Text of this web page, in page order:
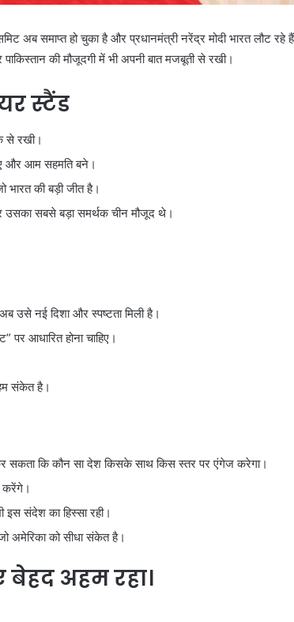
अब समाप्त हो चुका है और प्रधानमंत्री नरेंद्र मोदी भारत लौट रहे
की मौजूदगी में भी अपनी बात मजबूती से रखी।
स्टैंड
से रखी।
और आम सहमति बने।
की बड़ी जीत है।
उसका सबसे बड़ा समर्थक चीन मौजूद थे।
उसे नई दिशा और स्पष्टता मिली है।
पर आधारित होना चाहिए।
संकेत है।
सकता कि कौन सा देश किसके साथ किस स्तर पर एंगेज करेगा।
करेंगे।
इस संदेश का हिस्सा रही।
अमेरिका को सीधा संकेत है।
बेहद अहम रहा।